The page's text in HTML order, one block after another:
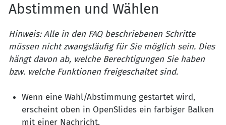
Abstimmen und Wählen
Hinweis: Alle in den FAQ beschriebenen Schritte
müssen nicht zwangsläufig für Sie möglich sein. Dies
hängt davon ab, welche Berechtigungen Sie haben
bzw. welche Funktionen freigeschaltet sind.
Wenn eine Wahl/Abstimmung gestartet wird,
erscheint oben in OpenSlides ein farbiger Balken
mit einer Nachricht.